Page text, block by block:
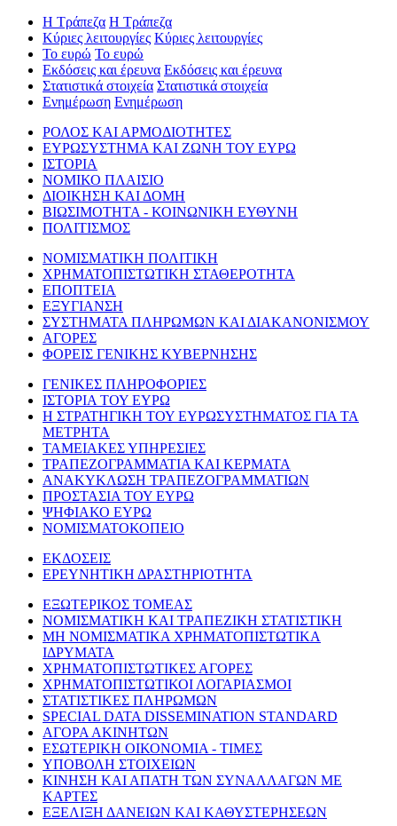
Η Τράπεζα Η Τράπεζα
Κύριες λειτουργίες Κύριες λειτουργίες
Το ευρώ Το ευρώ
Εκδόσεις και έρευνα Εκδόσεις και έρευνα
Στατιστικά στοιχεία Στατιστικά στοιχεία
Ενημέρωση Ενημέρωση
ΡΟΛΟΣ ΚΑΙ ΑΡΜΟΔΙΟΤΗΤΕΣ
ΕΥΡΩΣΥΣΤΗΜΑ ΚΑΙ ΖΩΝΗ ΤΟΥ ΕΥΡΩ
ΙΣΤΟΡΙΑ
ΝΟΜΙΚΟ ΠΛΑΙΣΙΟ
ΔΙΟΙΚΗΣΗ ΚΑΙ ΔΟΜΗ
ΒΙΩΣΙΜΟΤΗΤΑ - ΚΟΙΝΩΝΙΚΗ ΕΥΘΥΝΗ
ΠΟΛΙΤΙΣΜΟΣ
ΝΟΜΙΣΜΑΤΙΚΗ ΠΟΛΙΤΙΚΗ
ΧΡΗΜΑΤΟΠΙΣΤΩΤΙΚΗ ΣΤΑΘΕΡΟΤΗΤΑ
ΕΠΟΠΤΕΙΑ
ΕΞΥΓΙΑΝΣΗ
ΣΥΣΤΗΜΑΤΑ ΠΛΗΡΩΜΩΝ ΚΑΙ ΔΙΑΚΑΝΟΝΙΣΜΟΥ
ΑΓΟΡΕΣ
ΦΟΡΕΙΣ ΓΕΝΙΚΗΣ ΚΥΒΕΡΝΗΣΗΣ
ΓΕΝΙΚΕΣ ΠΛΗΡΟΦΟΡΙΕΣ
ΙΣΤΟΡΙΑ ΤΟΥ ΕΥΡΩ
Η ΣΤΡΑΤΗΓΙΚΗ ΤΟΥ ΕΥΡΩΣΥΣΤΗΜΑΤΟΣ ΓΙΑ ΤΑ
ΜΕΤΡΗΤΑ
ΤΑΜΕΙΑΚΕΣ ΥΠΗΡΕΣΙΕΣ
ΤΡΑΠΕΖΟΓΡΑΜΜΑΤΙΑ ΚΑΙ ΚΕΡΜΑΤΑ
ΑΝΑΚΥΚΛΩΣΗ ΤΡΑΠΕΖΟΓΡΑΜΜΑΤΙΩΝ
ΠΡΟΣΤΑΣΙΑ ΤΟΥ ΕΥΡΩ
ΨΗΦΙΑΚΟ ΕΥΡΩ
ΝΟΜΙΣΜΑΤΟΚΟΠΕΙΟ
ΕΚΔΟΣΕΙΣ
ΕΡΕΥΝΗΤΙΚΗ ΔΡΑΣΤΗΡΙΟΤΗΤΑ
ΕΞΩΤΕΡΙΚΟΣ ΤΟΜΕΑΣ
ΝΟΜΙΣΜΑΤΙΚΗ ΚΑΙ ΤΡΑΠΕΖΙΚΗ ΣΤΑΤΙΣΤΙΚΗ
ΜΗ ΝΟΜΙΣΜΑΤΙΚΑ ΧΡΗΜΑΤΟΠΙΣΤΩΤΙΚΑ
ΙΔΡΥΜΑΤΑ
ΧΡΗΜΑΤΟΠΙΣΤΩΤΙΚΕΣ ΑΓΟΡΕΣ
ΧΡΗΜΑΤΟΠΙΣΤΩΤΙΚΟΙ ΛΟΓΑΡΙΑΣΜΟΙ
ΣΤΑΤΙΣΤΙΚΕΣ ΠΛΗΡΩΜΩΝ
SPECIAL DATA DISSEMINATION STANDARD
ΑΓΟΡΑ ΑΚΙΝΗΤΩΝ
ΕΣΩΤΕΡΙΚΗ ΟΙΚΟΝΟΜΙΑ - ΤΙΜΕΣ
ΥΠΟΒΟΛΗ ΣΤΟΙΧΕΙΩΝ
ΚΙΝΗΣΗ ΚΑΙ ΑΠΑΤΗ ΤΩΝ ΣΥΝΑΛΛΑΓΩΝ ΜΕ
ΚΑΡΤΕΣ
ΕΞΕΛΙΞΗ ΔΑΝΕΙΩΝ ΚΑΙ ΚΑΘΥΣΤΕΡΗΣΕΩΝ